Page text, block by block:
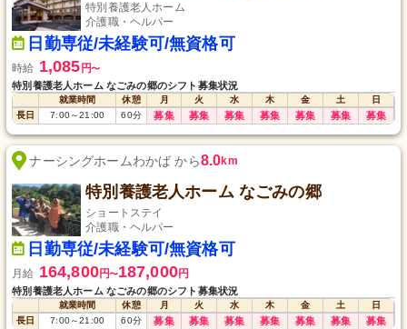
特別養護老人ホーム
介護職・ヘルパー
日勤専従/未経験可/無資格可
時給 1,085 円〜
特別養護老人ホーム なごみの郷のシフト募集状況
就業時間 休憩 月 火 水 木 金 土
日
長日
7:00～21:00 60分 募集 募集 募集 募集 募集 募集 募集
ナーシングホームわかば から8.0km
特別養護老人ホーム なごみの郷
ショートステイ
介護職・ヘルパー
日勤専従/未経験可/無資格可
月給 164,800円〜187,000円
特別養護老人ホーム なごみの郷のシフト募集状況
就業時間 休憩 月 火 水 木 金 土
日
長日
7:00～21:00 60分 募集 募集 募集 募集 募集 募集 募集